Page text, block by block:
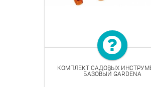
КОМПЛЕКТ САДОВЫХ
БАЗОВЫЙ GARDENA